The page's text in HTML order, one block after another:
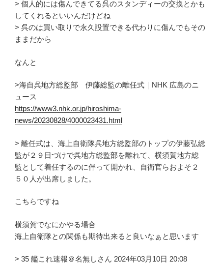
> 個人的には傷んできてる呉のスタンディーの交換とかも
してくれるといいんだけどね
> 呉のは買い取りで永久設置できる代わりに傷んでもその
ままだから
なんと
>海自呉地方総監部 伊藤総監の離任式｜NHK 広島のニ
ュース
https://www3.nhk.or.jp/hiroshima-
news/20230828/4000023431.html
> 離任式は、海上自衛隊呉地方総監部のトップの伊藤弘総
監が２９日づけで呉地方総監部を離れて、横須賀地方総
監として着任するのに伴って開かれ、自衛官らおよそ２
５０人が出席しました。
こちらですね
横須賀でなにかやる場合
海上自衛隊との関係も期待出来ると良いなぁと思います
> 35 艦これ速報＠名無しさん 2024年03月10日 20:08